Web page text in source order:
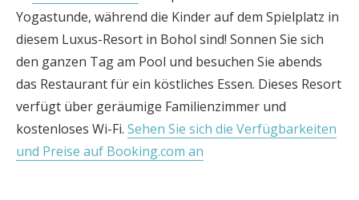
Yogastunde, während die Kinder auf dem Spielplatz in
diesem Luxus-Resort in Bohol sind! Sonnen Sie sich
den ganzen Tag am Pool und besuchen Sie abends
das Restaurant für ein köstliches Essen. Dieses Resort
verfügt über geräumige Familienzimmer und
kostenloses Wi-Fi. Sehen Sie sich die Verfügbarkeiten
und Preise auf Booking.com an